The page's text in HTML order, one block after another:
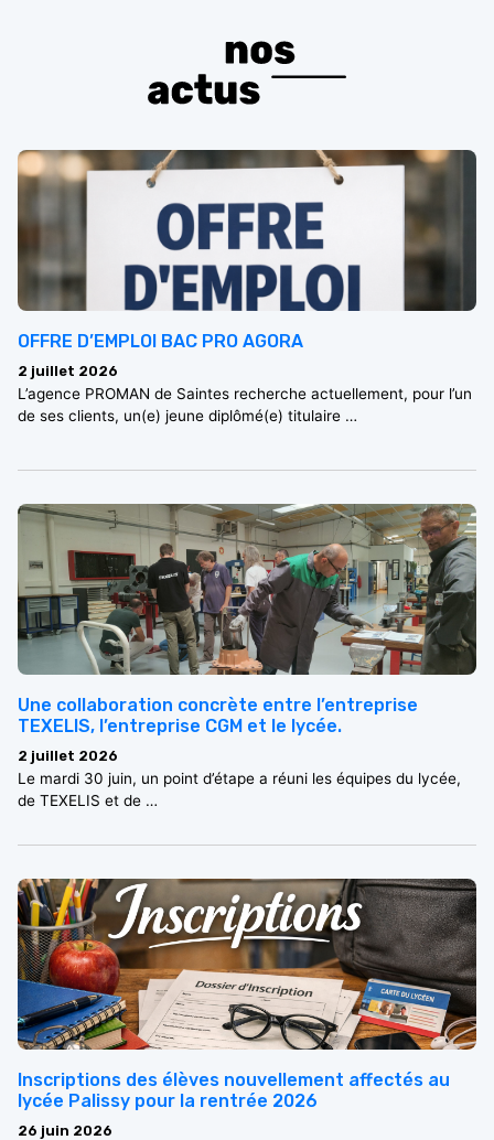
OFFRE D’EMPLOI BAC PRO AGORA
2 juillet 2026
L’agence PROMAN de Saintes recherche actuellement, pour l’un
de ses clients, un(e) jeune diplômé(e) titulaire …
Une collaboration concrète entre l’entreprise
TEXELIS, l’entreprise CGM et le lycée.
2 juillet 2026
Le mardi 30 juin, un point d’étape a réuni les équipes du lycée,
de TEXELIS et de …
Inscriptions des élèves nouvellement affectés au
lycée Palissy pour la rentrée 2026
26 juin 2026